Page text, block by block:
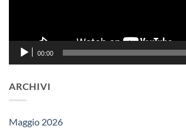
00:00
ARCHIVI
Maggio 2026